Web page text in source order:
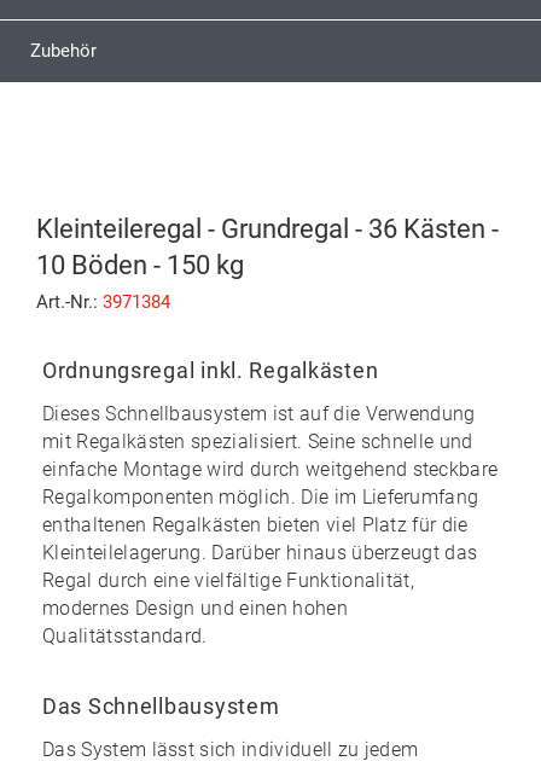
Zubehör
Kleinteileregal - Grundregal - 36 Kästen -
10 Böden - 150 kg
Art.-Nr.: 3971384
Ordnungsregal inkl. Regalkästen
Dieses Schnellbausystem ist auf die Verwendung
mit Regalkästen spezialisiert. Seine schnelle und
einfache Montage wird durch weitgehend steckbare
Regalkomponenten möglich. Die im Lieferumfang
enthaltenen Regalkästen bieten viel Platz für die
Kleinteilelagerung. Darüber hinaus überzeugt das
Regal durch eine vielfältige Funktionalität,
modernes Design und einen hohen
Qualitätsstandard.
Das Schnellbausystem
Das System lässt sich individuell zu jedem